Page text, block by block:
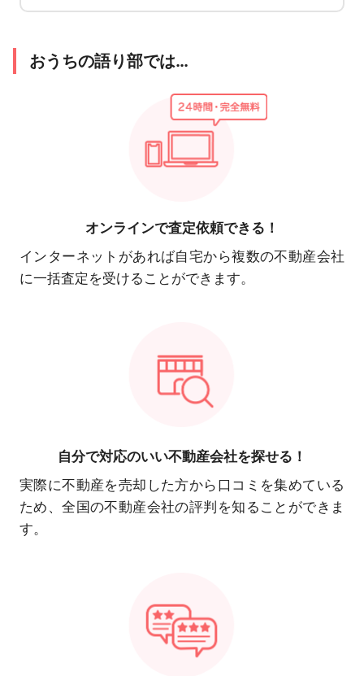
おうちの語り部では…
オンラインで査定依頼できる！
インターネットがあれば自宅から複数の不動産会社
に一括査定を受けることができます。
自分で対応のいい不動産会社を探せる！
実際に不動産を売却した方から口コミを集めている
ため、全国の不動産会社の評判を知ることができま
す。